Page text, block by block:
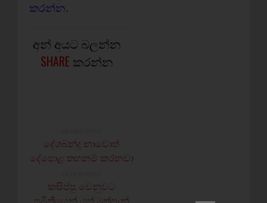
කරන්න.
අන් අයට බලන්න
SHARE කරන්න
දේශබන්දු නාවොත්
දේපොළ තහනම් කරනවා
කසිප්පු වෙනුවට
ප්‍රමිතියෙන් යුත් මත්පැන්